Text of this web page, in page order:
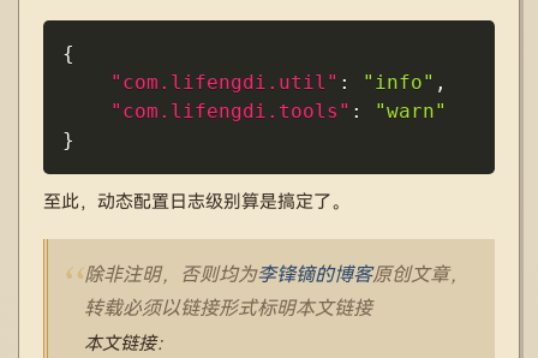
{
"com.lifengdi.util" : "info" ,
"com.lifengdi.tools" :
"warn"
}
至此，动态配置日志级别算是搞定了。
除非注明，否则均为李锋镝的博客原创文章，
转载必须以链接形式标明本文链接
本文链接：